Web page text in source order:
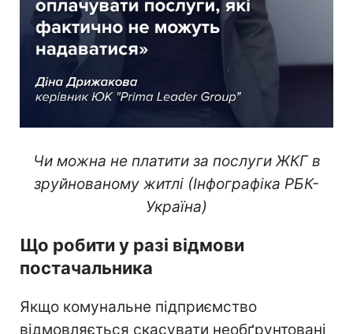
Чи можна не платити за послуги ЖКГ в
зруйнованому житлі (Інфографіка РБК-
Україна)
Що робити у разі відмови
постачальника
Якщо комунальне підприємство
відмовляється скасувати необґрунтовані